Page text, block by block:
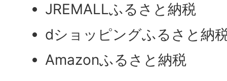
JREMALLふるさと納税
dショッピングふるさと納
Amazonふるさと納税